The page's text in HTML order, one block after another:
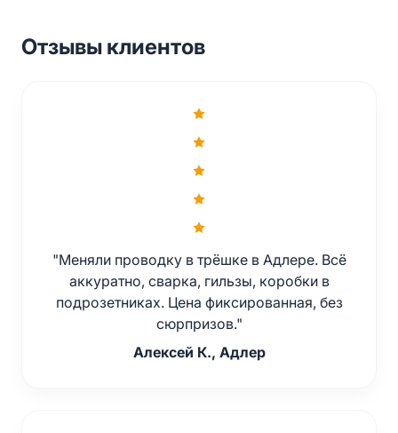
Отзывы клиентов
"Меняли проводку в трёшке в Адлере. Всё
аккуратно, сварка, гильзы, коробки в
подрозетниках. Цена фиксированная, без
сюрпризов."
Алексей К., Адлер